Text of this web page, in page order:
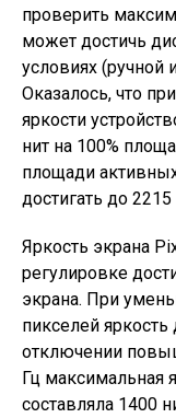
проверить
может достичь
условиях (ручной
Оказалось, что
яркости
нит на 100%
площади
достигать до 2215
Яркость экрана
регулировке
экрана. При
пикселей
отключении
Гц максимальная
составляла 1400